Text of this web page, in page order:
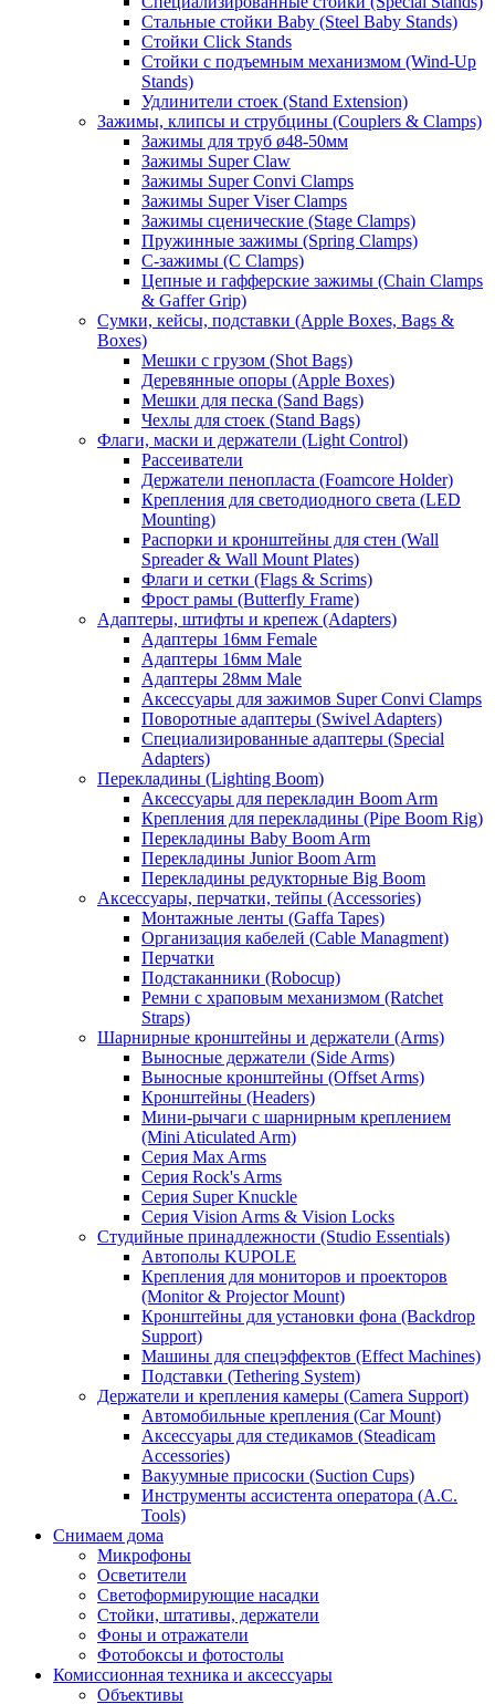
Стальные стойки Baby (Steel Baby Stands)
Стойки Click Stands
Стойки с подъемным механизмом (Wind-Up
Stands)
Удлинители стоек (Stand Extension)
Зажимы, клипсы и струбцины (Couplers & Clamps)
Зажимы для труб ø48-50мм
Зажимы Super Claw
Зажимы Super Convi Clamps
Зажимы Super Viser Clamps
Зажимы сценические (Stage Clamps)
Пружинные зажимы (Spring Clamps)
С-зажимы (C Clamps)
Цепные и гафферские зажимы (Chain Clamps
& Gaffer Grip)
Сумки, кейсы, подставки (Apple Boxes, Bags &
Boxes)
Мешки с грузом (Shot Bags)
Деревянные опоры (Apple Boxes)
Мешки для песка (Sand Bags)
Чехлы для стоек (Stand Bags)
Флаги, маски и держатели (Light Control)
Рассеиватели
Держатели пенопласта (Foamcore Holder)
Крепления для светодиодного света (LED
Mounting)
Распорки и кронштейны для стен (Wall
Spreader & Wall Mount Plates)
Флаги и сетки (Flags & Scrims)
Фрост рамы (Butterfly Frame)
Адаптеры, штифты и крепеж (Adapters)
Адаптеры 16мм Female
Адаптеры 16мм Male
Адаптеры 28мм Male
Аксессуары для зажимов Super Convi Clamps
Поворотные адаптеры (Swivel Adapters)
Специализированные адаптеры (Special
Adapters)
Перекладины (Lighting Boom)
Аксессуары для перекладин Boom Arm
Крепления для перекладины (Pipe Boom Rig)
Перекладины Baby Boom Arm
Перекладины Junior Boom Arm
Перекладины редукторные Big Boom
Аксессуары, перчатки, тейпы (Accessories)
Монтажные ленты (Gaffa Tapes)
Организация кабелей (Cable Managment)
Перчатки
Подстаканники (Robocup)
Ремни с храповым механизмом (Ratchet
Straps)
Шарнирные кронштейны и держатели (Arms)
Выносные держатели (Side Arms)
Выносные кронштейны (Offset Arms)
Кронштейны (Headers)
Мини-рычаги с шарнирным креплением
(Mini Aticulated Arm)
Серия Max Arms
Серия Rock's Arms
Серия Super Knuckle
Серия Vision Arms & Vision Locks
Студийные принадлежности (Studio Essentials)
Автополы KUPOLE
Крепления для мониторов и проекторов
(Monitor & Projector Mount)
Кронштейны для установки фона (Backdrop
Support)
Машины для спецэффектов (Effect Machines)
Подставки (Tethering System)
Держатели и крепления камеры (Camera Support)
Автомобильные крепления (Car Mount)
Аксессуары для стедикамов (Steadicam
Accessories)
Вакуумные присоски (Suction Cups)
Инструменты ассистента оператора (A.C.
Tools)
Снимаем дома
Микрофоны
Осветители
Светоформирующие насадки
Стойки, штативы, держатели
Фоны и отражатели
Фотобоксы и фотостолы
Комиссионная техника и аксессуары
Объективы